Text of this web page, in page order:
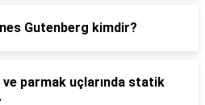
Gutenberg kimdir?
parmak uçlarında statik